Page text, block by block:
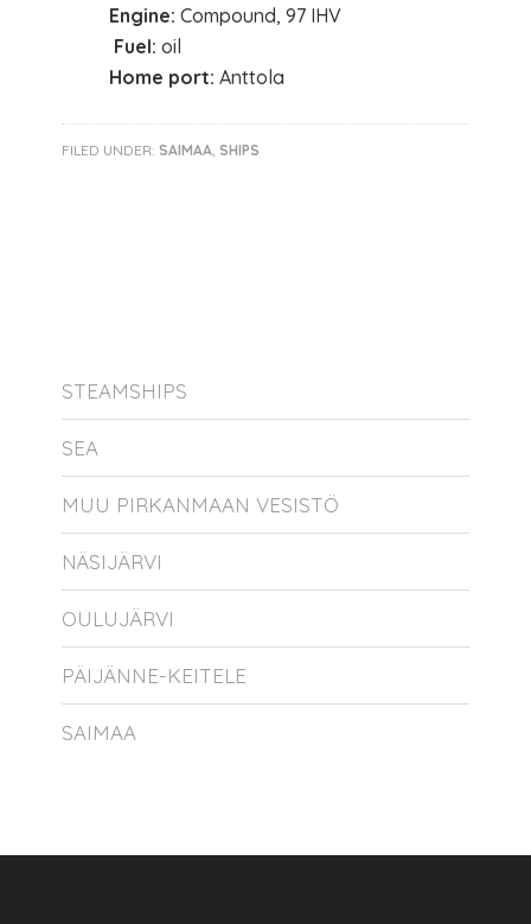
Engine: Compound, 97 IHV
Fuel: oil
Home port: Anttola
FILED UNDER:SAIMAA,SHIPS
STEAMSHIPS
SEA
MUU PIRKANMAAN VESISTÖ
NÄSIJÄRVI
OULUJÄRVI
PÄIJÄNNE-KEITELE
SAIMAA